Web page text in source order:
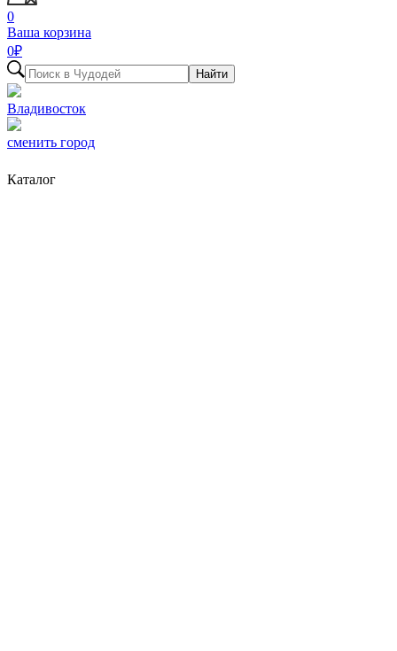
0
Ваша корзина
0₽
Найти
Владивосток
сменить город
Каталог